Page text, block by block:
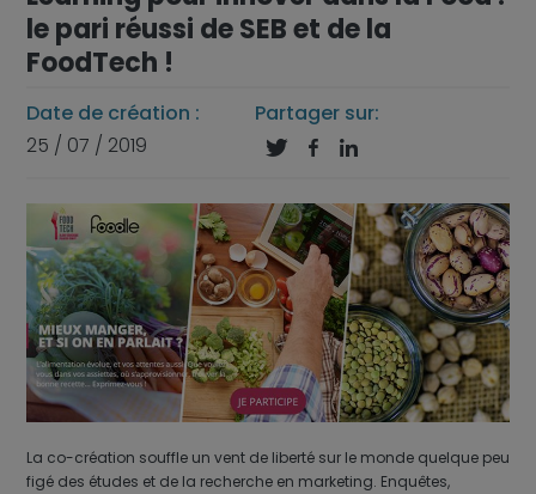
le pari réussi de SEB et de la
FoodTech !
Date de création :
25 / 07 / 2019
Partager sur:
  
La co-création souffle un vent de liberté sur le monde quelque peu
figé des études et de la recherche en marketing. Enquêtes,